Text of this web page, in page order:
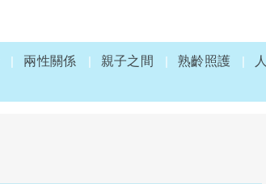
兩性關係 親子之間 熟齡照護